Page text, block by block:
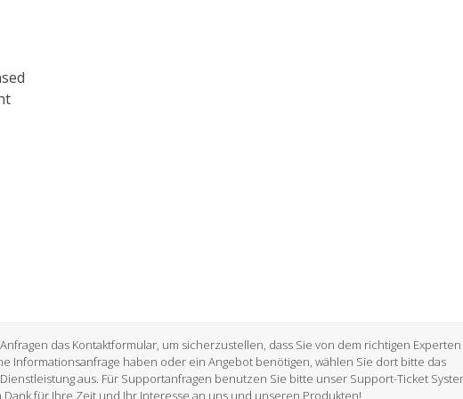
das Kontaktformular, um sicherzustellen, dass Sie von dem richtigen Experten
Informationsanfrage haben oder ein Angebot benötigen, wählen Sie dort bitte das
aus. Für Supportanfragen benutzen Sie bitte unser Support-Ticket
für Ihre Zeit und Ihr Interesse an uns und unseren Produkten!